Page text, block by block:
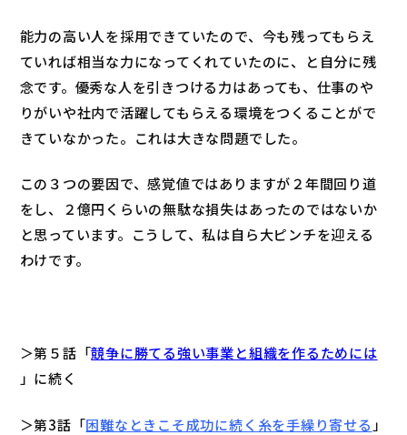
能力の高い人を採用できていたので、今も残ってもらえ
ていれば相当な力になってくれていたのに、と自分に残
念です。優秀な人を引きつける力はあっても、仕事のや
りがいや社内で活躍してもらえる環境をつくることがで
きていなかった。これは大きな問題でした。
この３つの要因で、感覚値ではありますが２年間回り道
をし、２億円くらいの無駄な損失はあったのではないか
と思っています。こうして、私は自ら大ピンチを迎える
わけです。
＞第５話「競争に勝てる強い事業と組織を作るためには
」に続く
＞第3話「困難なときこそ成功に続く糸を手繰り寄せる 」